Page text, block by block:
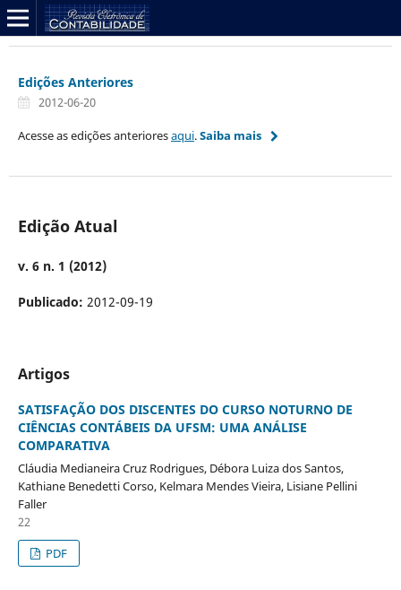
Edições Anteriores
2012-06-20
Acesse as edições anterioresaqui.Saiba mais
Edição Atual
v. 6 n. 1 (2012)
Publicado: 2012-09-19
Artigos
SATISFAÇÃO DOS DISCENTES DO CURSO NOTURNO DE
CIÊNCIAS CONTÁBEIS DA UFSM: UMA ANÁLISE
COMPARATIVA
Cláudia Medianeira Cruz Rodrigues, Débora Luiza dos Santos,
Kathiane Benedetti Corso, Kelmara Mendes Vieira, Lisiane Pellini
Faller
22
PDF